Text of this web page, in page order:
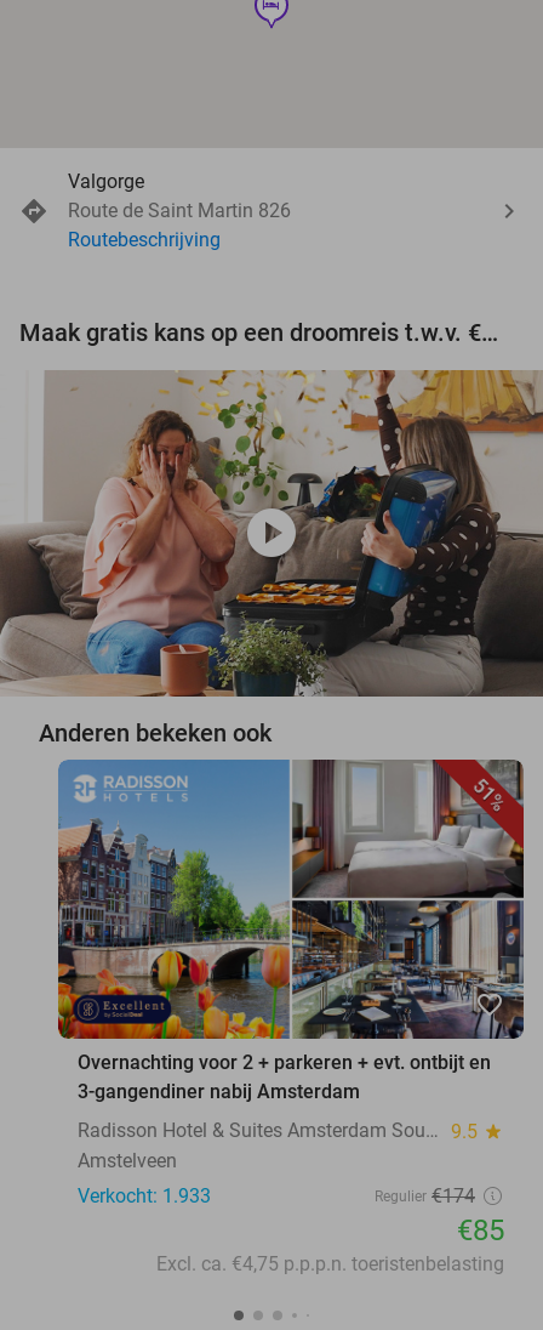
hotel
Valgorge
Route de Saint Martin 826
Routebeschrijving
Maak gratis kans op een droomreis t.w.v. €3.000!
play_circle
Anderen bekeken ook
51%
favorite_border
Overnachting voor 2 + parkeren + evt. ontbijt en
3-gangendiner nabij Amsterdam
Radisson Hotel & Suites Amsterdam South 9.5 star
Amstelveen
Verkocht: 1.933
Regulier €174
€85
Excl. ca. €4,75 p.p.p.n. toeristenbelasting